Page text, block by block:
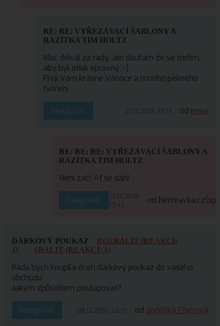
RE: RE: VYŘEZÁVACÍ ŠABLONY A
RAZÍTKA TIM HOLTZ
Moc děkuji za rady. Jen doufám že se trefím,
aby byl otisk správný :-)
Přeji Vám krásné Vánoce a mnoho pěkného
tvoření
Reagovat 21.12.2016 13:13 od Irena
RE: RE: RE: VYŘEZÁVACÍ ŠABLONY A
RAZÍTKA TIM HOLTZ
Není zač! Ať se daří!
Reagovat
21.12.2016
13:43
od Nemravka.cz
DÁRKOVÝ POUKAZ
ROZBALIT (REAKCÍ:
1)
SBALIT (REAKCÍ: 1)
Ráda bych koupila dceři dárkový poukaz do vašeho
obchodu.
Jakým způsobem postupovat?
Reagovat 08.12.2016 23:15 od Jindřiška Fišerová